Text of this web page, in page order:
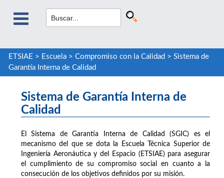
ETSIAE > Escuela> Compromiso con la Calidad > Sistema de
Garantía Interna de Calidad
Sistema de Garantía Interna de
Calidad
El Sistema de Garantía Interna de Calidad (SGIC) es el
mecanismo del que se dota la Escuela Técnica Superior de
Ingeniería Aeronáutica y del Espacio (ETSIAE) para asegurar
el cumplimiento de su compromiso social en cuanto a la
consecución de los objetivos definidos por su misión.